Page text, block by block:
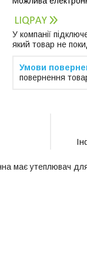
У компанії
який товар не
повернення
має утеплювач